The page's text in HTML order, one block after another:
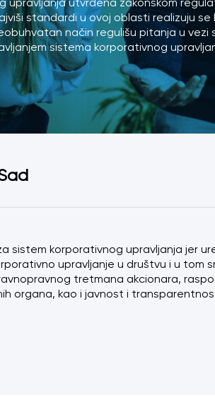
standardi u ovoj oblasti realizuju se
način regulišu pitanja u vezi
sistema korporativnog
sistem korporativnog upravljanja jer
upravljanje u društvu i u tom
tretmana akcionara,
organa, kao i javnost i